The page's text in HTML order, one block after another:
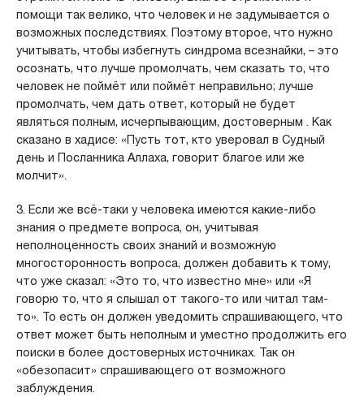
помощи так велико, что человек и не задумывается о
возможных последствиях. Поэтому второе, что нужно
учитывать, чтобы избегнуть синдрома всезнайки, – это
осознать, что лучше промолчать, чем сказать то, что
человек не поймёт или поймёт неправильно; лучше
промолчать, чем дать ответ, который не будет
являться полным, исчерпывающим, достоверным . Как
сказано в хадисе: «Пусть тот, кто уверовал в Судный
день и Посланника Аллаха, говорит благое или же
молчит».
3. Если же всё-таки у человека имеются какие-либо
знания о предмете вопроса, он, учитывая
неполноценность своих знаний и возможную
многосторонность вопроса, должен добавить к тому,
что уже сказал: «Это то, что известно мне» или «Я
говорю то, что я слышал от такого-то или читал там-
то». То есть он должен уведомить спрашивающего, что
ответ может быть неполным и уместно продолжить его
поиски в более достоверных источниках. Так он
«обезопасит» спрашивающего от возможного
заблуждения.